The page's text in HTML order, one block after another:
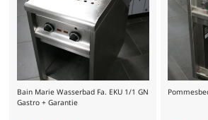
Bain Marie Wasserbad Fa. EKU 1/1 GN
Gastro + Garantie